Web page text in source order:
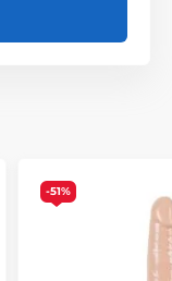
-51%